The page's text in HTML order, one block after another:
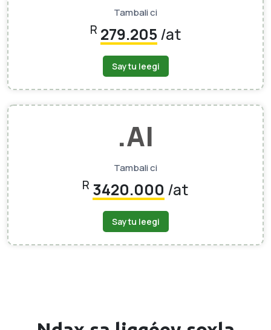
Tambali ci
R 279.205/at
Saytu leegi
.AI
Tambali ci
R 3420.000 /at
Saytu leegi